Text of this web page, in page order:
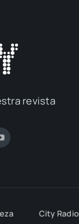
revis­ta
City Radio